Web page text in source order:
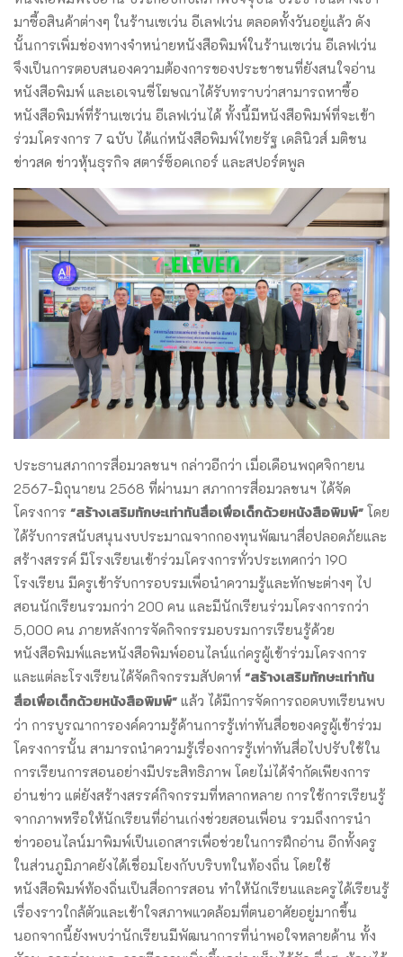
มาซื้อสินค้าต่างๆ ในร้านเซเว่น อีเลฟเว่น ตลอดทั้งวันอยู่แล้ว ดัง
นั้นการเพิ่มช่องทางจำหน่ายหนังสือพิมพ์ในร้านเซเว่น อีเลฟเว่น
จึงเป็นการตอบสนองความต้องการของประชาชนที่ยังสนใจอ่าน
หนังสือพิมพ์ และเอเจนซี่โฆษณาได้รับทราบว่าสามารถหาซื้อ
หนังสือพิมพ์ที่ร้านเซเว่น อีเลฟเว่นได้ ทั้งนี้มีหนังสือพิมพ์ที่จะเข้า
ร่วมโครงการ 7 ฉบับ ได้แก่หนังสือพิมพ์ไทยรัฐ เดลินิวส์ มติชน
ข่าวสด ข่าวหุ้นธุรกิจ สตาร์ซ็อคเกอร์ และสปอร์ตพูล
ประธานสภาการสื่อมวลชนฯ กล่าวอีกว่า เมื่อเดือนพฤศจิกายน
2567-มิถุนายน 2568 ที่ผ่านมา สภาการสื่อมวลชนฯ ได้จัด
โครงการ “สร้างเสริมทักษะเท่าทันสื่อเพื่อเด็กด้วยหนังสือพิมพ์” โดย
ได้รับการสนับสนุนงบประมาณจากกองทุนพัฒนาสื่อปลอดภัยและ
สร้างสรรค์ มีโรงเรียนเข้าร่วมโครงการทั่วประเทศกว่า 190
โรงเรียน มีครูเข้ารับการอบรมเพื่อนำความรู้และทักษะต่างๆ ไป
สอนนักเรียนรวมกว่า 200 คน และมีนักเรียนร่วมโครงการกว่า
5,000 คน ภายหลังการจัดกิจกรรมอบรมการเรียนรู้ด้วย
หนังสือพิมพ์และหนังสือพิมพ์ออนไลน์แก่ครูผู้เข้าร่วมโครงการ
และแต่ละโรงเรียนได้จัดกิจกรรมสัปดาห์ “สร้างเสริมทักษะเท่าทัน
สื่อเพื่อเด็กด้วยหนังสือพิมพ์” แล้ว ได้มีการจัดการถอดบทเรียนพบ
ว่า การบูรณาการองค์ความรู้ด้านการรู้เท่าทันสื่อของครูผู้เข้าร่วม
โครงการนั้น สามารถนำความรู้เรื่องการรู้เท่าทันสื่อไปปรับใช้ใน
การเรียนการสอนอย่างมีประสิทธิภาพ โดยไม่ได้จำกัดเพียงการ
อ่านข่าว แต่ยังสร้างสรรค์กิจกรรมที่หลากหลาย การใช้การเรียนรู้
จากภาพหรือให้นักเรียนที่อ่านเก่งช่วยสอนเพื่อน รวมถึงการนำ
ข่าวออนไลน์มาพิมพ์เป็นเอกสารเพื่อช่วยในการฝึกอ่าน อีกทั้งครู
ในส่วนภูมิภาคยังได้เชื่อมโยงกับบริบทในท้องถิ่น โดยใช้
หนังสือพิมพ์ท้องถิ่นเป็นสื่อการสอน ทำให้นักเรียนและครูได้เรียนรู้
เรื่องราวใกล้ตัวและเข้าใจสภาพแวดล้อมที่ตนอาศัยอยู่มากขึ้น
นอกจากนี้ยังพบว่านักเรียนมีพัฒนาการที่น่าพอใจหลายด้าน ทั้ง